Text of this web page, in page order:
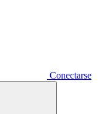
Conectarse